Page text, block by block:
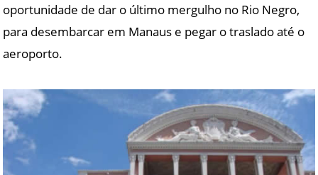
oportunidade de dar o último mergulho no Rio Negro,
para desembarcar em Manaus e pegar o traslado até o
aeroporto.